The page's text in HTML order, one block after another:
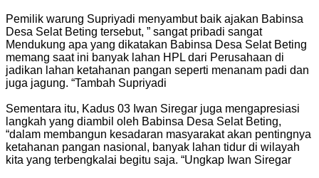
Pemilik warung Supriyadi menyambut baik ajakan Babinsa
Desa Selat Beting tersebut, ” sangat pribadi sangat
Mendukung apa yang dikatakan Babinsa Desa Selat Beting
memang saat ini banyak lahan HPL dari Perusahaan di
jadikan lahan ketahanan pangan seperti menanam padi dan
juga jagung. “Tambah Supriyadi
Sementara itu, Kadus 03 Iwan Siregar juga mengapresiasi
langkah yang diambil oleh Babinsa Desa Selat Beting,
“dalam membangun kesadaran masyarakat akan pentingnya
ketahanan pangan nasional, banyak lahan tidur di wilayah
kita yang terbengkalai begitu saja. “Ungkap Iwan Siregar